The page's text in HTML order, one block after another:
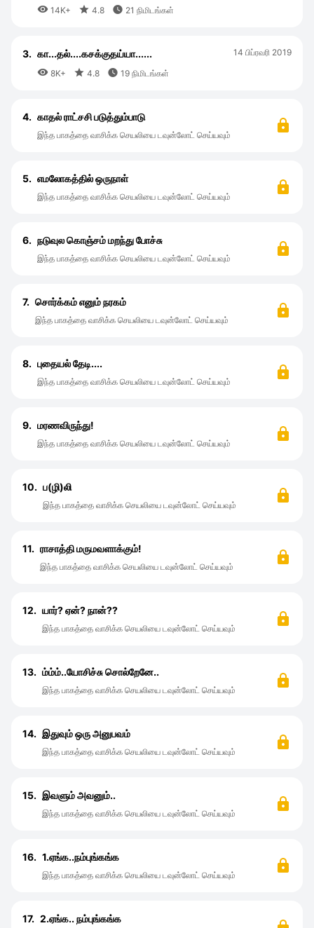
 14K+  4.8  21 நிமிடங்கள்
3. கா...தல்....கசக்குதய்யா......
 8K+  4.8  19 நிமிடங்கள்
14 பிப்ரவரி 2019
4. காதல் ராட்சசி படுத்தும்பாடு
இந்த பாகத்தை வாசிக்க செயலியை டவுன்லோட் செய்யவும்
5. எமலோகத்தில் ஒருநாள்
இந்த பாகத்தை வாசிக்க செயலியை டவுன்லோட் செய்யவும்
6. நடுவுல கொஞ்சம் மறந்து போச்சு
இந்த பாகத்தை வாசிக்க செயலியை டவுன்லோட் செய்யவும்
7. சொர்க்கம் எனும் நரகம்
இந்த பாகத்தை வாசிக்க செயலியை டவுன்லோட் செய்யவும்
8. புதையல் தேடி....
இந்த பாகத்தை வாசிக்க செயலியை டவுன்லோட் செய்யவும்
9. மரணவிருந்து!
இந்த பாகத்தை வாசிக்க செயலியை டவுன்லோட் செய்யவும்
10. ப(ழி)லி
இந்த பாகத்தை வாசிக்க செயலியை டவுன்லோட் செய்யவும்
11. ராசாத்தி மருமவளாக்கும்!
இந்த பாகத்தை வாசிக்க செயலியை டவுன்லோட் செய்யவும்
12. யார்? ஏன்? நான்??
இந்த பாகத்தை வாசிக்க செயலியை டவுன்லோட் செய்யவும்
13. ம்ம்ம்..யோசிச்சு சொல்றேனே..
இந்த பாகத்தை வாசிக்க செயலியை டவுன்லோட் செய்யவும்
14. இதுவும் ஒரு அனுபவம்
இந்த பாகத்தை வாசிக்க செயலியை டவுன்லோட் செய்யவும்
15. இவளும் அவனும்..
இந்த பாகத்தை வாசிக்க செயலியை டவுன்லோட் செய்யவும்
16. 1.ஏங்க..நம்புங்கங்க
இந்த பாகத்தை வாசிக்க செயலியை டவுன்லோட் செய்யவும்
17. 2.ஏங்க.. நம்புங்கங்க